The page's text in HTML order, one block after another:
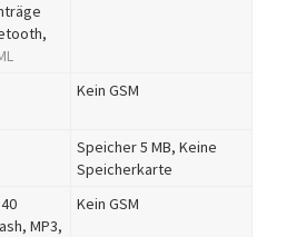
Kein GSM
Speicher 5 MB, Keine
Speicherkarte
MP3,
Kein GSM